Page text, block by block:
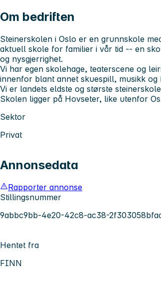
Om bedriften
Steinerskolen i Oslo er en grunnskole
aktuell skole for familier i vår tid -- en
og nysgjerrighet.
Vi har egen skolehage, teaterscene og
innenfor blant annet skuespill, musikk og
Vi er landets eldste og største
Skolen ligger på Hovseter, like utenfor
Sektor
Privat
Annonsedata
Rapporter annonse
Stillingsnummer
9abbc9bb-4e20-42c8-ac38-
Hentet fra
FINN